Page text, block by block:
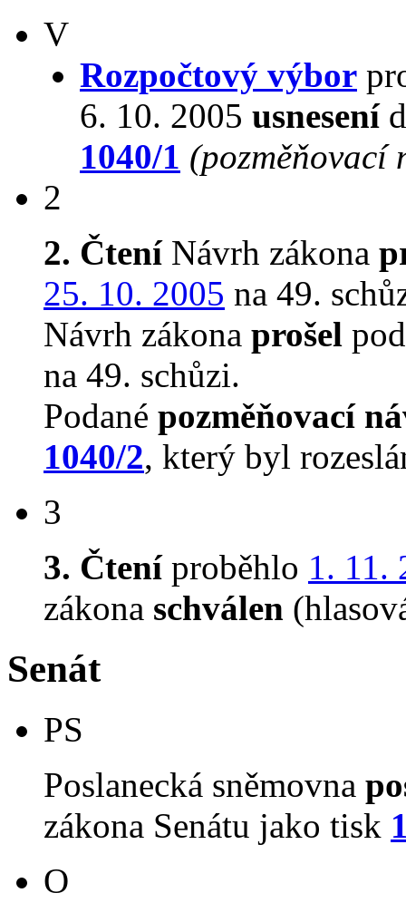
V
Rozpočtový výbor
6. 10. 2005 usnesení
1040/1 (pozměňovací
2
2. ČteníNávrh zákona
25. 10. 2005 na 49.
Návrh zákona prošel
na 49. schůzi.
Podané pozměňovací
1040/2, který byl
3
3. Čteníproběhlo 1. 11.
zákona schválen
Senát
PS
Poslanecká sněmovna
zákona Senátu jako tisk
O